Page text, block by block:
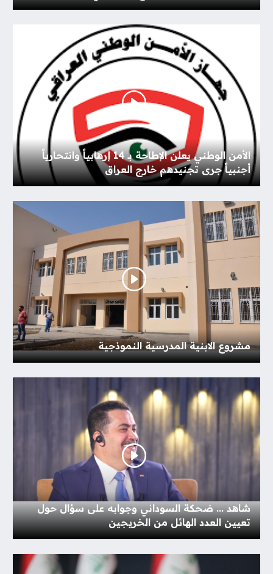
الأمن الوطني يعلن الإطاحة بـ 14 إرهابياً وانتحارياً
أجنبياً جرى تجنيدهم خارج العراق
مشروع الابنية المدرسية النموذجية
شاهد ... ضحكة السوداني وجوابه على سؤال حول
تعيين العدد الهائل من الخريجين